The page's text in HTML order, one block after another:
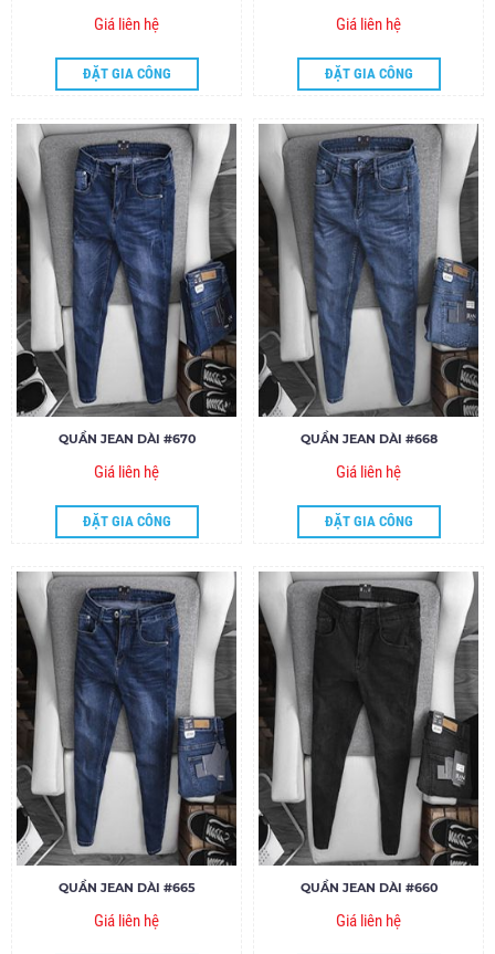
Giá liên hệ
ĐẶT GIA CÔNG
Giá liên hệ
ĐẶT GIA CÔNG
QUẦN JEAN DÀI #670
Giá liên hệ
ĐẶT GIA CÔNG
QUẦN JEAN DÀI #668
Giá liên hệ
ĐẶT GIA CÔNG
QUẦN JEAN DÀI #665
Giá liên hệ
QUẦN JEAN DÀI #660
Giá liên hệ